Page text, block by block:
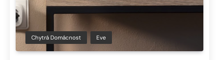
Chytrá Domácnost Eve